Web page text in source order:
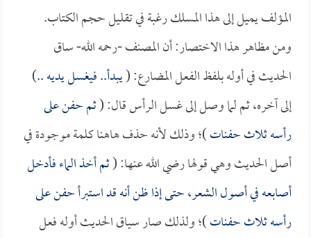
المؤلف يميل إلى هذا المسلك رغبة في تقليل حجم الكتاب.
ومن مظاهر هذا الاختصار: أن المصنف -رحمه الله- ساق
الحديث في أوله بلفظ الفعل المضارع: (يبدأ.. فيغسل يديه ..)
إلى آخره، ثم لما وصل إلى غسل الرأس قال: (ثم حفن على
رأسه ثلاث حفنات)؛ وذلك لأنه حذف هاهنا كلمة موجودة في
أصل الحديث وهي قولها رضي الله عنها: (ثم أخذ الماء فأدخل
أصابعه في أصول الشعر، حتى إذا ظن أنه قد استبرأ حفن على
رأسه ثلاث حفنات)؛ ولذلك صار سياق الحديث أوله فعل